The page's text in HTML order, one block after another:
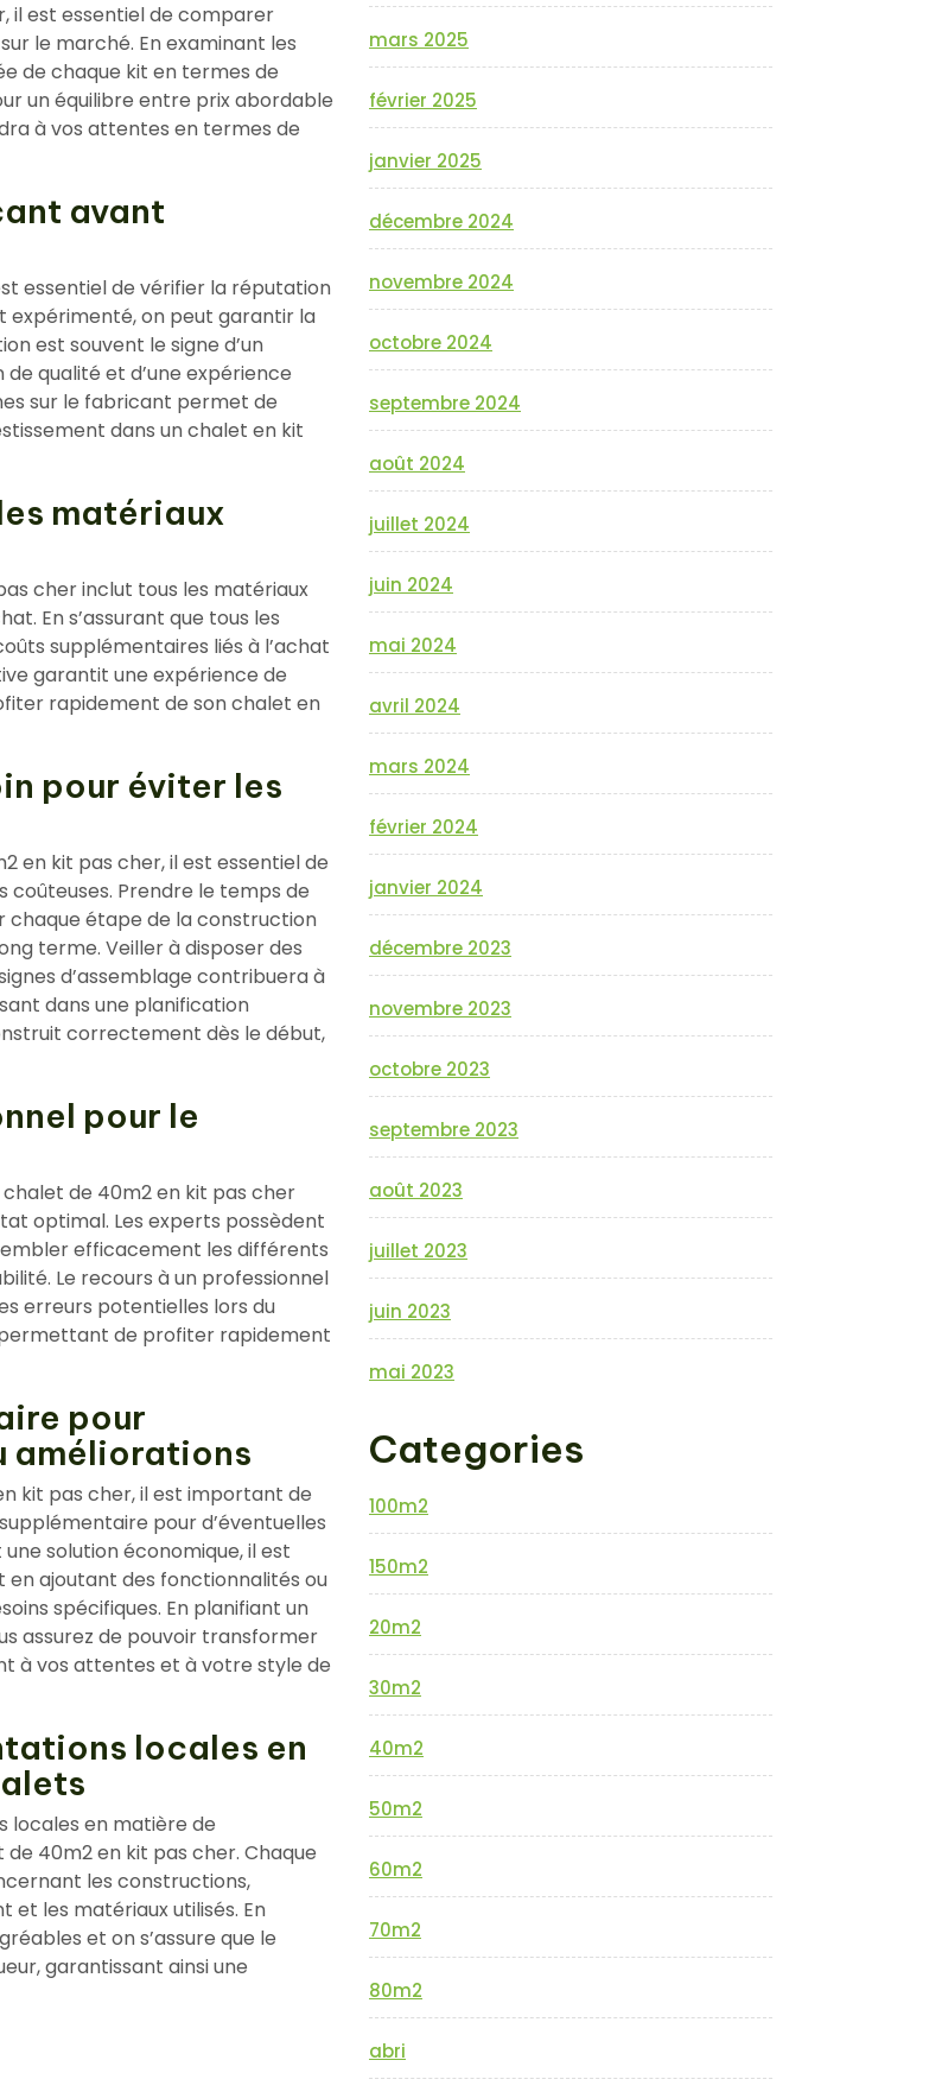
il est essentiel de comparer
le marché. En examinant les
de chaque kit en termes de
un équilibre entre prix abordable
à vos attentes en termes de
avant
essentiel de vérifier la réputation
expérimenté, on peut garantir la
est souvent le signe d’un
qualité et d’une expérience
sur le fabricant permet de
dans un chalet en kit
matériaux
cher inclut tous les matériaux
En s’assurant que tous les
supplémentaires liés à l’achat
garantit une expérience de
rapidement de son chalet en
pour éviter les
en kit pas cher, il est essentiel de
coûteuses. Prendre le temps de
chaque étape de la construction
terme. Veiller à disposer des
d’assemblage contribuera à
dans une planification
correctement dès le début,
pour le
chalet de 40m2 en kit pas cher
optimal. Les experts possèdent
efficacement les différents
Le recours à un professionnel
erreurs potentielles lors du
de profiter rapidement
pour
améliorations
kit pas cher, il est important de
pour d’éventuelles
solution économique, il est
en ajoutant des fonctionnalités ou
spécifiques. En planifiant un
assurez de pouvoir transformer
à vos attentes et à votre style de
locales en
locales en matière de
40m2 en kit pas cher. Chaque
les constructions,
les matériaux utilisés. En
et on s’assure que le
garantissant ainsi une
mars 2025
février 2025
janvier 2025
décembre 2024
novembre 2024
octobre 2024
septembre 2024
août 2024
juillet 2024
juin 2024
mai 2024
avril 2024
mars 2024
février 2024
janvier 2024
décembre 2023
novembre 2023
octobre 2023
septembre 2023
août 2023
juillet 2023
juin 2023
mai 2023
Categories
100m2
150m2
20m2
30m2
40m2
50m2
60m2
70m2
80m2
abri